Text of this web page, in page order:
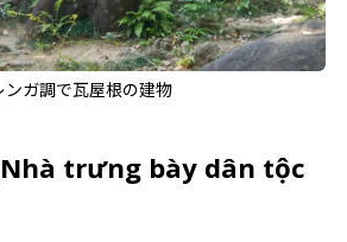
ンガ調で瓦屋根の建物
trưng bày dân tộc